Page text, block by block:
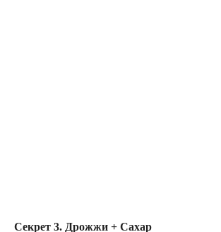
Секрет 3. Дрожжи + Сахар